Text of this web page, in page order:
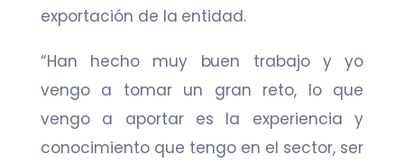
exportación de la entidad.
“Han hecho muy buen trabajo y yo
vengo a tomar un gran reto, lo que
vengo a aportar es la experiencia y
conocimiento que tengo en el sector, ser